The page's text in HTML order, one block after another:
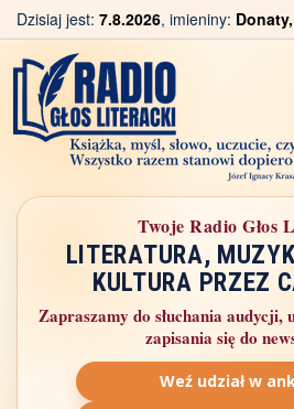
Dzisiaj jest: 7.8.2026, imieniny:
Twoje Radio Głos
LITERATURA,
KULTURA PRZEZ
Zapraszamy do słuchania audycji,
zapisania się do
Weź udział w